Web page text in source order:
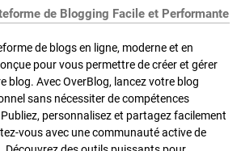
de Blogging Facile et Performante
de blogs en ligne, moderne et en
pour vous permettre de créer et gérer
blog. Avec OverBlog, lancez votre blog
sans nécessiter de compétences
personnalisez et partagez facilement
vous avec une communauté active de